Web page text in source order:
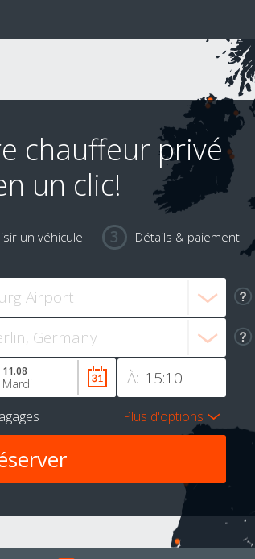
chauffeur privé
un clic!
un véhicule Détails & paiement
À:
11.08
Mardi
Plus d'options